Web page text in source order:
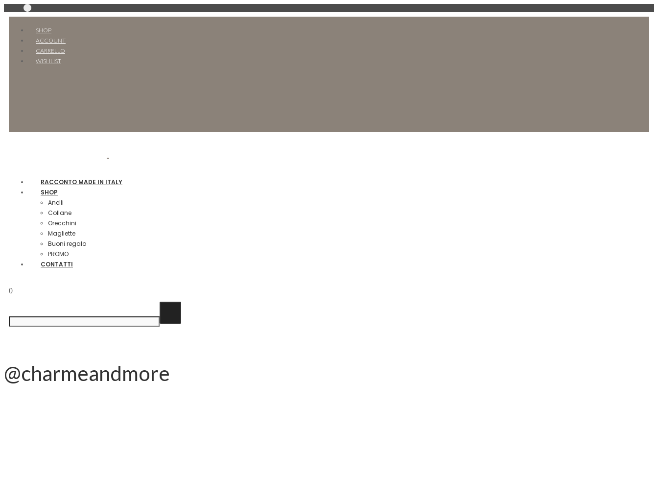
SHOP
ACCOUNT
CARRELLO
WISHLIST
RACCONTO MADE IN ITALY
SHOP
Anelli
Collane
Orecchini
Magliette
Buoni regalo
PROMO
CONTATTI
0
@charmeandmore